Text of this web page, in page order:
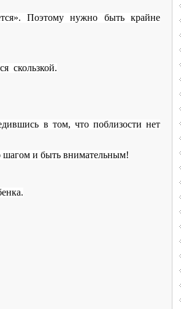
Поэтому нужно быть крайне
скользкой.
в том, что поблизости нет
шагом и быть внимательным!